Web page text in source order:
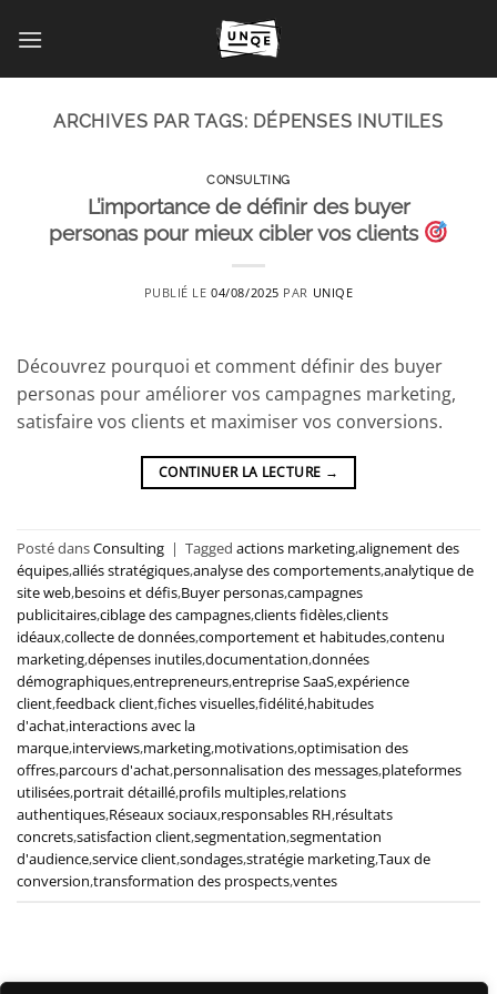
au
ARCHIVES PAR TAGS: DÉPENSES INUTILES
CONSULTING
L’importance de définir des buyer
personas pour mieux cibler vos clients
PUBLIÉ LE04/08/2025 PAR UNIQE
Découvrez pourquoi et comment définir des buyer
personas pour améliorer vos campagnes marketing,
satisfaire vos clients et maximiser vos conversions.
CONTINUER LA LECTURE →
Posté dansConsulting | Tagged actions marketing,alignement des
équipes,alliés stratégiques,analyse des comportements,analytique de
site web,besoins et défis,Buyer personas,campagnes
publicitaires,ciblage des campagnes,clients fidèles,clients
idéaux,collecte de données,comportement et habitudes,contenu
marketing,dépenses inutiles,documentation,données
démographiques,entrepreneurs,entreprise SaaS,expérience
client,feedback client,fiches visuelles,fidélité,habitudes
d'achat,interactions avec la
marque,interviews,marketing,motivations,optimisation des
offres,parcours d'achat,personnalisation des messages,plateformes
utilisées,portrait détaillé,profils multiples,relations
authentiques,Réseaux sociaux,responsables RH,résultats
concrets,satisfaction client,segmentation,segmentation
d'audience,service client,sondages,stratégie marketing,Taux de
conversion,transformation des prospects,ventes